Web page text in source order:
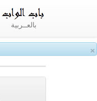
×
بالعــربية